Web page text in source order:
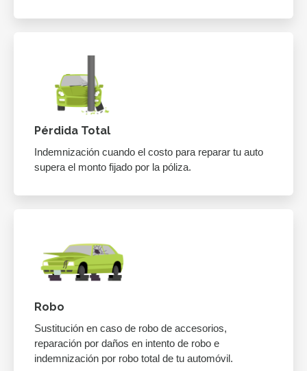
Pérdida Total
Indemnización cuando el costo para reparar tu auto
supera el monto fijado por la póliza.
Robo
Sustitución en caso de robo de accesorios,
reparación por daños en intento de robo e
indemnización por robo total de tu automóvil.